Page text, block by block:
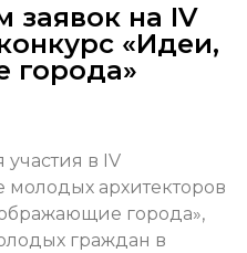
заявок на IV
«Идеи,
города»
в IV
молодых архитекторов
города»,
граждан в